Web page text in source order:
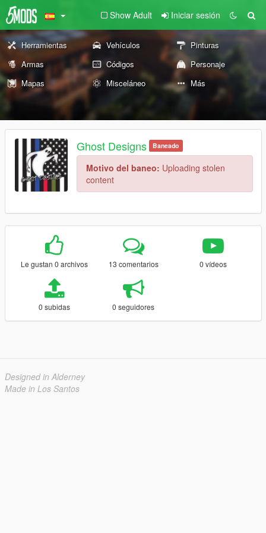
Show Adult Iniciar sesión
Herramientas Vehículos
Pinturas
Armas
Códigos
Personaje
Mapas
Misceláneo Más
Ghost Designs Baneado
Motivo del baneo: Uploading stolen
content
Le gustan 0 archivos 13 comentarios 0 vídeos
0 subidas 0 seguidores
Designed in Alderney
Made in Los Santos